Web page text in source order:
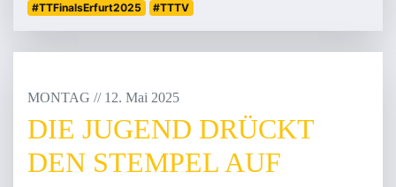
#TTFinalsErfurt2025
#TTTV
MONTAG // 12. Mai 2025
DIE JUGEND DRÜCKT
DEN STEMPEL AUF